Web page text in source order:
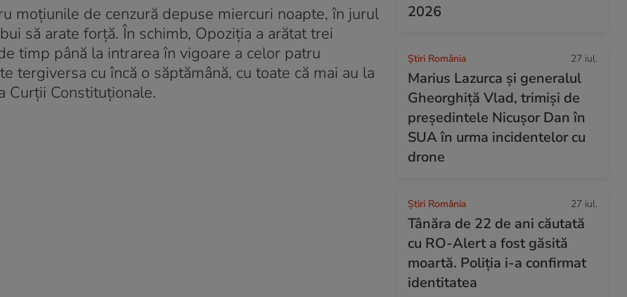
moțiunile de cenzură depuse miercuri noapte, în jurul
să arate forță. În schimb, Opoziția a arătat trei
timp până la intrarea în vigoare a celor patru
tergiversa cu încă o săptămână, cu toate că mai au la
Curții Constituționale.
2026
Știri România 27 iul.
Marius Lazurca și generalul
Gheorghiță Vlad, trimiși de
președintele Nicușor Dan în
SUA în urma incidentelor cu
drone
Știri România 27 iul.
Tânăra de 22 de ani căutată
cu RO-Alert a fost găsită
moartă. Poliția i-a confirmat
identitatea